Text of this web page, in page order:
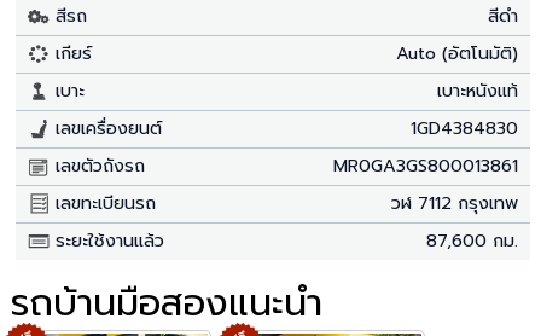
สีรถ
สีดำ
เกียร์
Auto (อัตโนมัติ)
เบาะ
เบาะหนังแท้
เลขเครื่องยนต์
1GD4384830
เลขตัวถังรถ
MR0GA3GS800013861
เลขทะเบียนรถ
วฬ 7112 กรุงเทพ
ระยะใช้งานแล้ว
87,600 กม.
รถบ้านมือสองแนะนำ